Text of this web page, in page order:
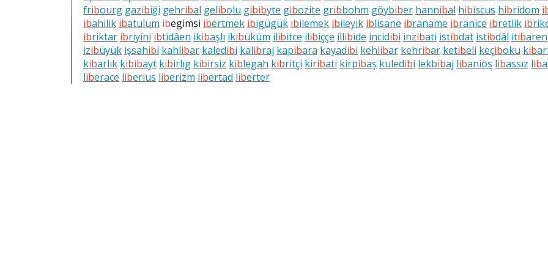
fribourg gazibiği gehribal gelibolu gibibyte gibozite gribbohm göybiber hannibal hibiscus hibridom
ibahilik ibatulum ibegimsi ibertmek ibigügük ibilemek ibileyik iblisane ibraname ibranice ibretlik ib
ibriktar ibriyini ibtidâen ikibaşlı ikibüküm ilibitce ilibiççe illibide incidibi inzibati istibdat istibdâl itibaren
izibüyük işsahibi kahlibar kaledibi kalibraj kapibara kayadibi kehlibar kehribar ketibeli keçiboku kib
kibarlık kibibayt kibirlıg kibirsiz kiblegah kibritçi kiribati kirpibaş kuledibi lekbibaj libanios libassız lib
liberace liberius liberizm libertad liberter